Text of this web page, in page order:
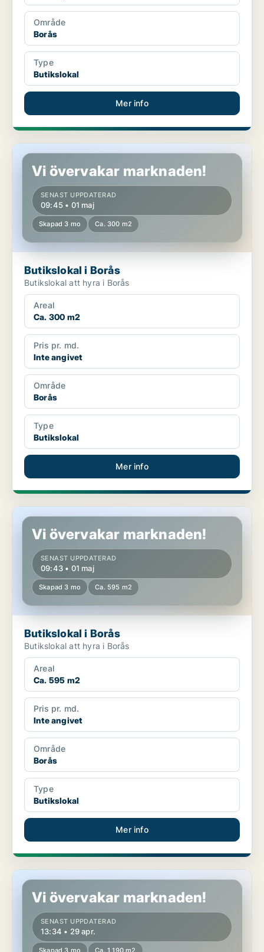
Område
Borås
Type
Butikslokal
Mer info
Butikslokal i Borås
Vi övervakar marknaden!
SENAST UPPDATERAD
09:45 • 01 maj
Skapad 3 mo Ca. 300 m2
Butikslokal i Borås
Butikslokal att hyra i Borås
Areal
Ca. 300 m2
Pris pr. md.
Inte angivet
Område
Borås
Type
Butikslokal
Mer info
Butikslokal i Borås
Vi övervakar marknaden!
SENAST UPPDATERAD
09:43 • 01 maj
Skapad 3 mo Ca. 595 m2
Butikslokal i Borås
Butikslokal att hyra i Borås
Areal
Ca. 595 m2
Pris pr. md.
Inte angivet
Område
Borås
Type
Butikslokal
Mer info
Butikslokal i Borås
Vi övervakar marknaden!
SENAST UPPDATERAD
13:34 • 29 apr.
Skapad 3 mo Ca. 1 190 m2